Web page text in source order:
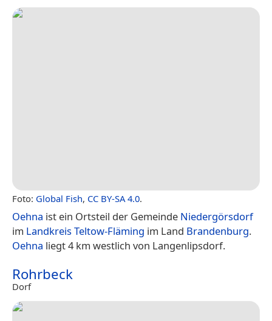
Foto: Global Fish, CC BY-SA 4.0.
Oehna ist ein Ortsteil der Gemeinde Niedergörsdorf
im Landkreis Teltow-Fläming im Land Brandenburg.
Oehna liegt 4 km westlich von Langenlipsdorf.
Rohrbeck
Dorf